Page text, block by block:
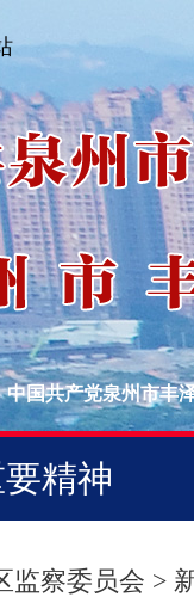
中国共产党泉州市丰
精神
监察委员会 >